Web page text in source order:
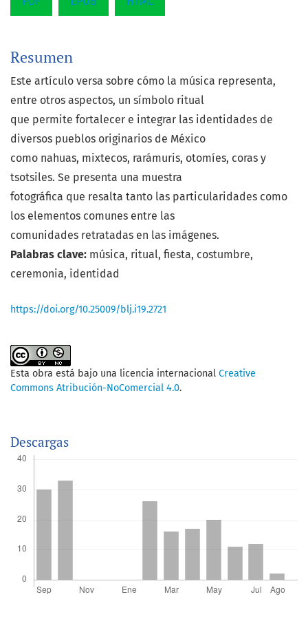
Resumen
Este artículo versa sobre cómo la música representa,
entre otros aspectos, un símbolo ritual
que permite fortalecer e integrar las identidades de
diversos pueblos originarios de México
como nahuas, mixtecos, rarámuris, otomíes, coras y
tsotsiles. Se presenta una muestra
fotográfica que resalta tanto las particularidades como
los elementos comunes entre las
comunidades retratadas en las imágenes.
Palabras clave: música, ritual, fiesta, costumbre,
ceremonia, identidad
https://doi.org/10.25009/blj.i19.2721
Esta obra está bajo una licencia internacional Creative
Commons Atribución-NoComercial 4.0.
Descargas